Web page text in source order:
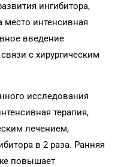
ингибитора,
интенсивная
введение
с хирургическим
исследования
терапия,
лечением,
в 2 раза. Ранняя
повышает